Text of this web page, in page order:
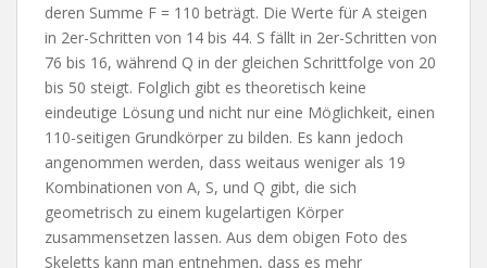
deren Summe F = 110 beträgt. Die Werte für A steigen
in 2er-Schritten von 14 bis 44. S fällt in 2er-Schritten von
76 bis 16, während Q in der gleichen Schrittfolge von 20
bis 50 steigt. Folglich gibt es theoretisch keine
eindeutige Lösung und nicht nur eine Möglichkeit, einen
110-seitigen Grundkörper zu bilden. Es kann jedoch
angenommen werden, dass weitaus weniger als 19
Kombinationen von A, S, und Q gibt, die sich
geometrisch zu einem kugelartigen Körper
zusammensetzen lassen. Aus dem obigen Foto des
Skeletts kann man entnehmen, dass es mehr